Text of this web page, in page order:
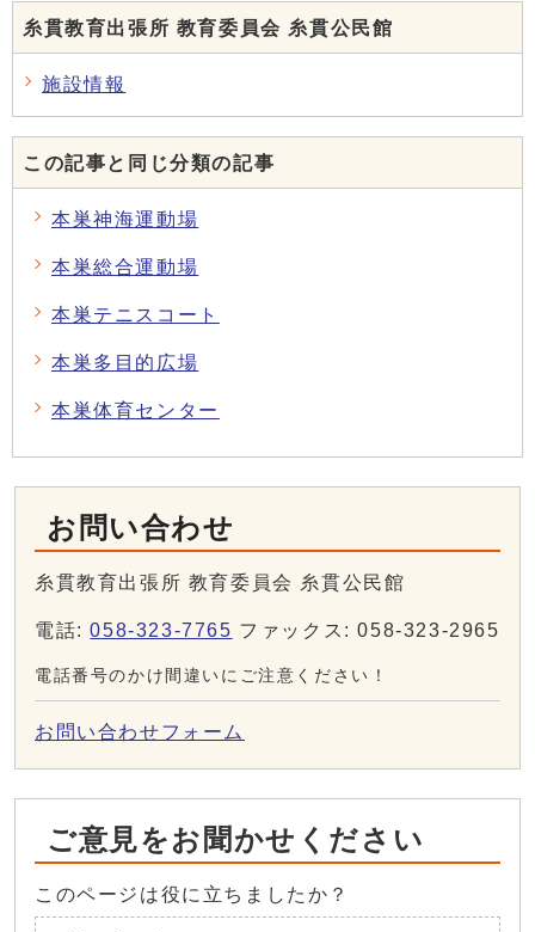
糸貫教育出張所 教育委員会 糸貫公民館
施設情報
この記事と同じ分類の記事
本巣神海運動場
本巣総合運動場
本巣テニスコート
本巣多目的広場
本巣体育センター
お問い合わせ
糸貫教育出張所 教育委員会 糸貫公民館
電話:058-323-7765 ファックス: 058-323-2965
電話番号のかけ間違いにご注意ください！
お問い合わせフォーム
ご意見をお聞かせください
このページは役に立ちましたか？